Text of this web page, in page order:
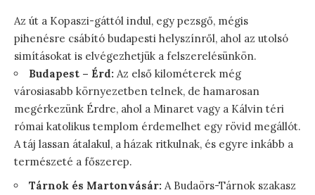
Az út a Kopaszi-gáttól indul, egy pezsgő, mégis
pihenésre csábító budapesti helyszínről, ahol az utolsó
simításokat is elvégezhetjük a felszerelésünkön.
Budapest – Érd: Az első kilométerek még
városiasabb környezetben telnek, de hamarosan
megérkezünk Érdre, ahol a Minaret vagy a Kálvin téri
római katolikus templom érdemelhet egy rövid megállót.
A táj lassan átalakul, a házak ritkulnak, és egyre inkább a
természeté a főszerep.
Tárnok és Martonvásár: A Budaörs-Tárnok szakasz